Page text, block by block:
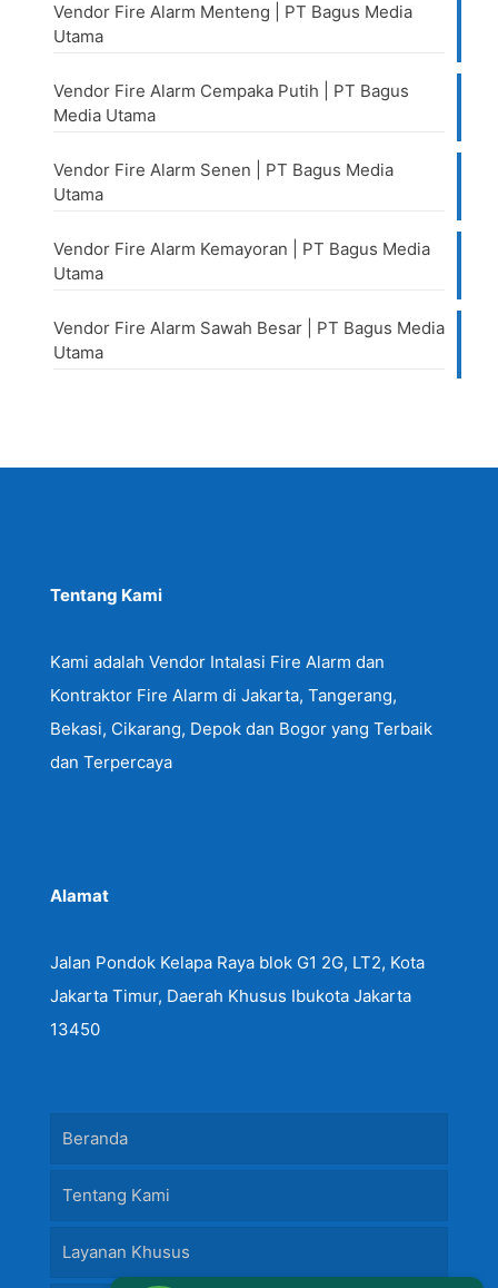
Vendor Fire Alarm Menteng | PT Bagus Media
Utama
Vendor Fire Alarm Cempaka Putih | PT Bagus
Media Utama
Vendor Fire Alarm Senen | PT Bagus Media
Utama
Vendor Fire Alarm Kemayoran | PT Bagus Media
Utama
Vendor Fire Alarm Sawah Besar | PT Bagus Media
Utama
Tentang Kami
Kami adalah Vendor Intalasi Fire Alarm dan
Kontraktor Fire Alarm di Jakarta, Tangerang,
Bekasi, Cikarang, Depok dan Bogor yang Terbaik
dan Terpercaya
Alamat
Jalan Pondok Kelapa Raya blok G1 2G, LT2, Kota
Jakarta Timur, Daerah Khusus Ibukota Jakarta
13450
Beranda
Tentang Kami
Layanan Khusus